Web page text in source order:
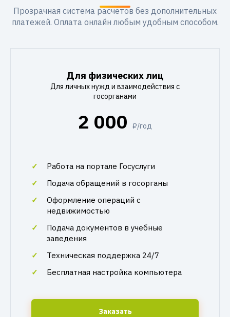
Прозрачная система расчетов без дополнительных
платежей. Оплата онлайн любым удобным способом.
Для физических лиц
Для личных нужд и взаимодействия с
госорганами
2 000 ₽/год
Работа на портале Госуслуги
Подача обращений в госорганы
Оформление операций с
недвижимостью
Подача документов в учебные
заведения
Техническая поддержка 24/7
Бесплатная настройка компьютера
Заказать